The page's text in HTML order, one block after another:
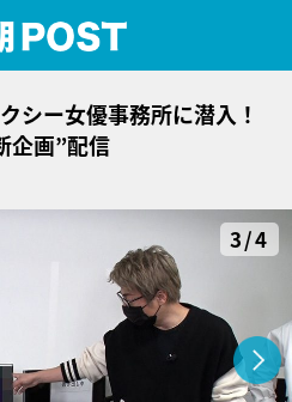
シー女優事務所に潜入！
企画”配信
3/4